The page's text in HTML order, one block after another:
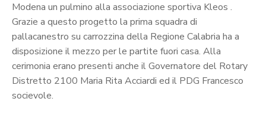
Modena un pulmino alla associazione sportiva Kleos .
Grazie a questo progetto la prima squadra di
pallacanestro su carrozzina della Regione Calabria ha a
disposizione il mezzo per le partite fuori casa. Alla
cerimonia erano presenti anche il Governatore del Rotary
Distretto 2100 Maria Rita Acciardi ed il PDG Francesco
socievole.